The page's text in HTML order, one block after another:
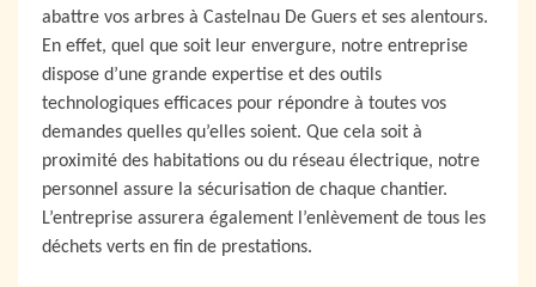
abattre vos arbres à Castelnau De Guers et ses alentours.
En effet, quel que soit leur envergure, notre entreprise
dispose d’une grande expertise et des outils
technologiques efficaces pour répondre à toutes vos
demandes quelles qu’elles soient. Que cela soit à
proximité des habitations ou du réseau électrique, notre
personnel assure la sécurisation de chaque chantier.
L’entreprise assurera également l’enlèvement de tous les
déchets verts en fin de prestations.